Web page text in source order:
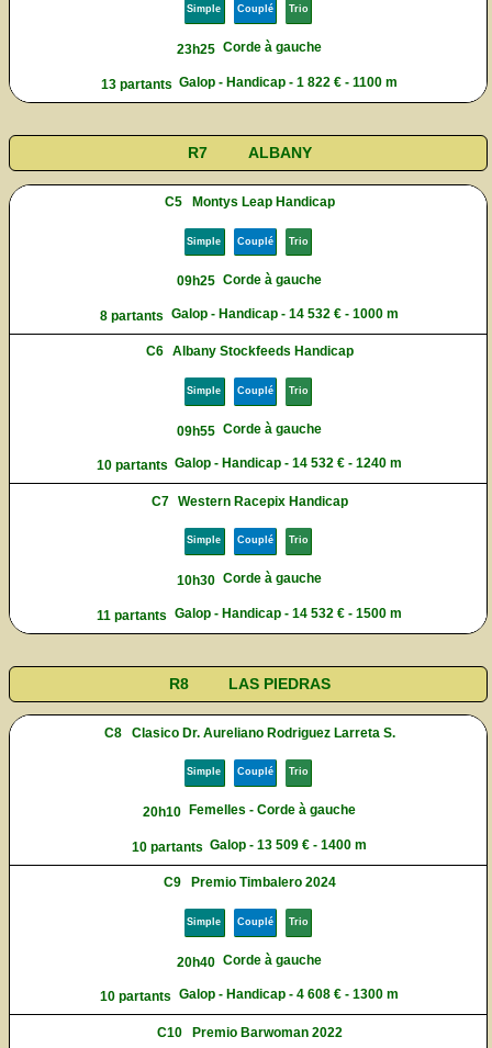
Simple Couplé Trio
23h25 Corde à gauche
13 partants Galop - Handicap - 1 822 € - 1100 m
R7 ALBANY
C5 Montys Leap Handicap
Simple Couplé Trio
09h25 Corde à gauche
8 partants Galop - Handicap - 14 532 € - 1000 m
C6 Albany Stockfeeds Handicap
Simple Couplé Trio
09h55 Corde à gauche
10 partants Galop - Handicap - 14 532 € - 1240 m
C7 Western Racepix Handicap
Simple Couplé Trio
10h30 Corde à gauche
11 partants Galop - Handicap - 14 532 € - 1500 m
R8 LAS PIEDRAS
C8 Clasico Dr. Aureliano Rodriguez Larreta S.
Simple Couplé Trio
20h10 Femelles - Corde à gauche
10 partants Galop - 13 509 € - 1400 m
C9 Premio Timbalero 2024
Simple Couplé Trio
20h40 Corde à gauche
10 partants Galop - Handicap - 4 608 € - 1300 m
C10 Premio Barwoman 2022